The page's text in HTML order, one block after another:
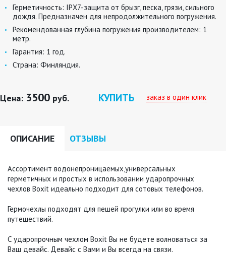
Герметичность: IPХ7-защита от брызг, песка, грязи, сильного
дождя. Предназначен для непродолжительного погружения.
Рекомендованная глубина погружения производителем: 1
метр.
Гарантия: 1 год.
Страна: Финляндия.
Цена: 3500 руб. КУПИТЬ заказ в один клик
ОПИСАНИЕ ОТЗЫВЫ
Ассортимент водонепроницаемых,универсальных
герметичных и простых в использовании ударопрочных
чехлов Boxit идеально подходит для сотовых телефонов.
Гермочехлы подходят для пешей прогулки или во время
путешествий.
С ударопрочным чехлом Boxit Вы не будете волноваться за
Ваш девайс. Девайс с Вами и Вы всегда на связи.